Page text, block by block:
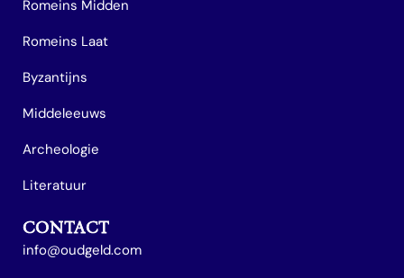
Romeins Midden
Romeins Laat
Byzantijns
Middeleeuws
Archeologie
Literatuur
CONTACT
info@oudgeld.com